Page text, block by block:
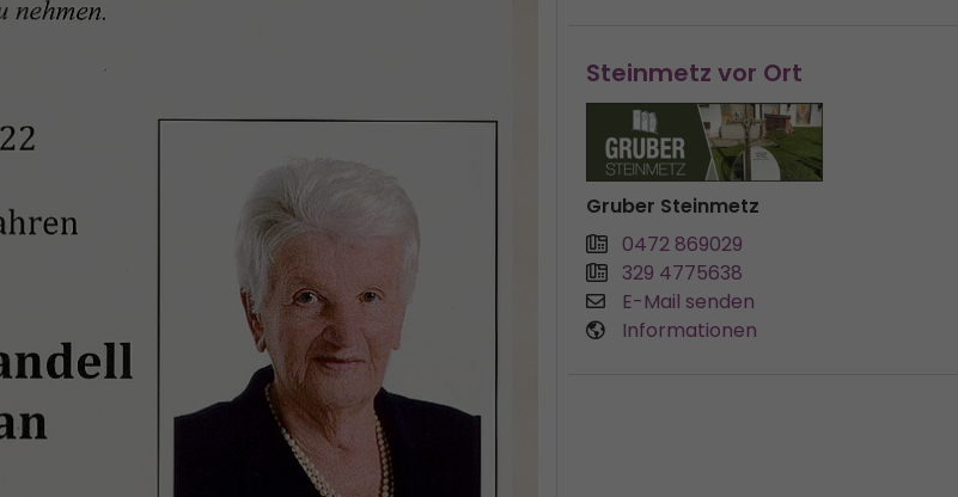
Steinmetz vor Ort
Gruber Steinmetz
0472 869029
329 4775638
E-Mail senden
Informationen